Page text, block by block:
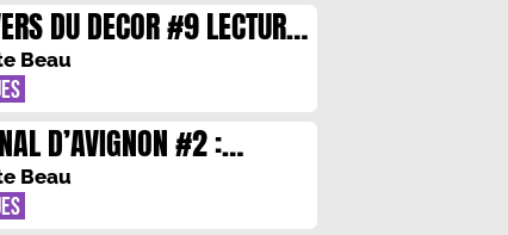
aux manettes de cette émission, mixée
a prévu de stimuler en faisant venir
émission le meilleur […]
DU DECOR #9 LECTURE
X YAKSHI CIE ET
FILLE DE L’EAU
Beau
D’AVIGNON #2 :
A CORPS
Beau